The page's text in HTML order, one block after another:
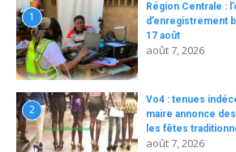
1
Région Centrale :
d’enregistrement
17 août
août 7, 2026
2
Vo4 : tenues
maire annonce
les fêtes
août 7, 2026